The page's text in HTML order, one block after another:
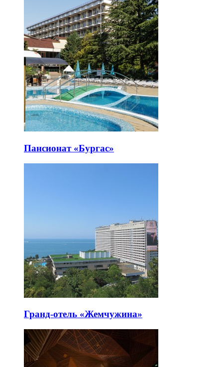
Пансионат «Бургас»
Гранд-отель «Жемчужина»